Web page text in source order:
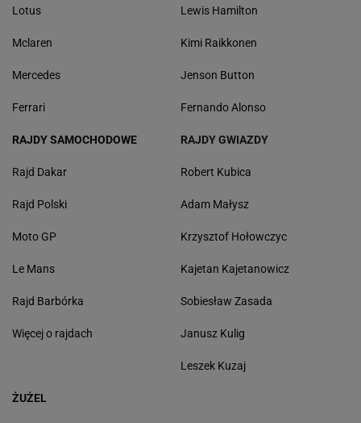
Lotus
Mclaren
Mercedes
Ferrari
Lewis Hamilton
Kimi Raikkonen
Jenson Button
Fernando Alonso
RAJDY SAMOCHODOWE
Rajd Dakar
Rajd Polski
Moto GP
Le Mans
Rajd Barbórka
Więcej o rajdach
RAJDY GWIAZDY
Robert Kubica
Adam Małysz
Krzysztof Hołowczyc
Kajetan Kajetanowicz
Sobiesław Zasada
Janusz Kulig
Leszek Kuzaj
ŻUŻEL